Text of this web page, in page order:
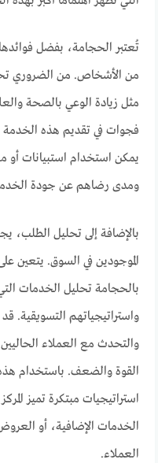
تُعتبر الحجامة، بفضل
من الأشخاص. من الضروري
مثل زيادة الوعي بالصحة
فجوات في تقديم هذه الخدمة
يمكن استخدام استبيانات أو
ومدى رضاهم عن جودة
بالإضافة إلى تحليل الطلب،
الموجودين في السوق. يتعين على
بالحجامة تحليل الخدمات
واستراتيجياتهم التسويقية.
والتحدث مع العملاء
القوة والضعف. باستخدام هذه
استراتيجيات مبتكرة تميز
الخدمات الإضافية، أو
العملاء.